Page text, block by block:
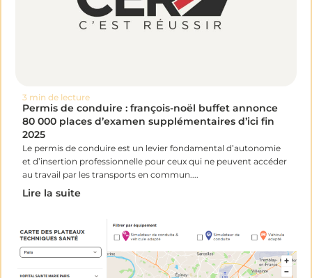
3 min de lecture
Permis de conduire : françois-noël buffet annonce
80 000 places d’examen supplémentaires d’ici fin
2025
Le permis de conduire est un levier fondamental d’autonomie
et d’insertion professionnelle pour ceux qui ne peuvent accéder
au travail par les transports en commun....
Lire la suite